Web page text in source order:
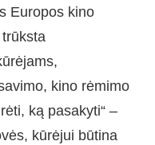
Europos kino
kino rėmimo
ką pasakyti“ –
kūrėjui būtina